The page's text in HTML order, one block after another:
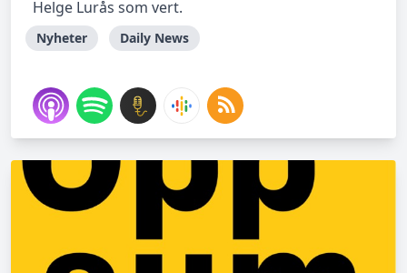
Helge Lurås som vert.
Nyheter Daily News